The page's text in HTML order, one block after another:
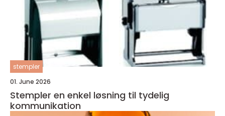
stempler
01. June 2026
Stempler en enkel løsning til tydelig
kommunikation